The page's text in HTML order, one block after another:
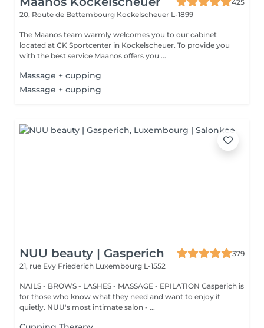
425
20, Route de Bettembourg Kockelscheuer L-1899
The Maanos team warmly welcomes you to our cabinet
located at CK Sportcenter in Kockelscheuer. To provide you
with the best service Maanos offers you ...
Massage + cupping
Massage + cupping
NUU beauty | Gasperich
379
21, rue Evy Friederich Luxembourg L-1552
NAILS - BROWS - LASHES - MASSAGE - EPILATION Gasperich is
for those who know what they need and want to enjoy it
quietly. NUU's most intimate salon - ...